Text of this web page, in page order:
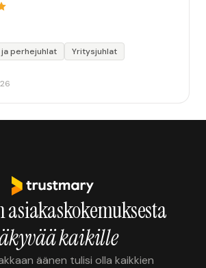
perhejuhlat
Yritysjuhlat
asiakaskokemuksesta
kaikille
äänen tulisi olla kaikkien